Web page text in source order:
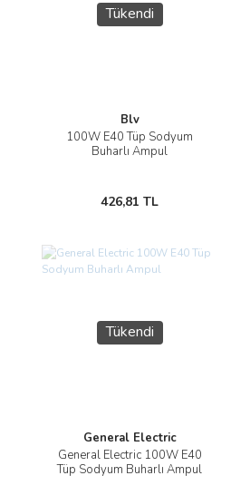
Tükendi
Blv
100W E40 Tüp Sodyum
Buharlı Ampul
426,81 TL
Tükendi
General Electric
General Electric 100W E40
Tüp Sodyum Buharlı Ampul